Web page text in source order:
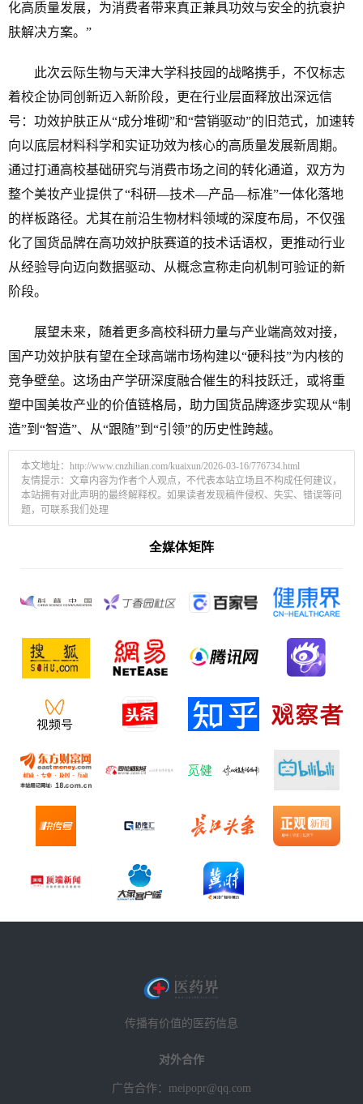
化高质量发展，为消费者带来真正兼具功效与安全的抗衰护
肤解决方案。”
此次云际生物与天津大学科技园的战略携手，不仅标志
着校企协同创新迈入新阶段，更在行业层面释放出深远信
号：功效护肤正从“成分堆砌”和“营销驱动”的旧范式，加速转
向以底层材料科学和实证功效为核心的高质量发展新周期。
通过打通高校基础研究与消费市场之间的转化通道，双方为
整个美妆产业提供了“科研—技术—产品—标准”一体化落地
的样板路径。尤其在前沿生物材料领域的深度布局，不仅强
化了国货品牌在高功效护肤赛道的技术话语权，更推动行业
从经验导向迈向数据驱动、从概念宣称走向机制可验证的新
阶段。
展望未来，随着更多高校科研力量与产业端高效对接，
国产功效护肤有望在全球高端市场构建以“硬科技”为内核的
竞争壁垒。这场由产学研深度融合催生的科技跃迁，或将重
塑中国美妆产业的价值链格局，助力国货品牌逐步实现从“制
造”到“智造”、从“跟随”到“引领”的历史性跨越。
本文地址： http://www.cnzhilian.com/kuaixun/2026-03-16/776734.html
友情提示：文章内容为作者个人观点，不代表本站立场且不构成任何建议，
本站拥有对此声明的最终解释权。如果读者发现稿件侵权、失实、错误等问
题，可联系我们处理
传播有价值的医药信息
对外合作
广告合作：meipopr@qq.com